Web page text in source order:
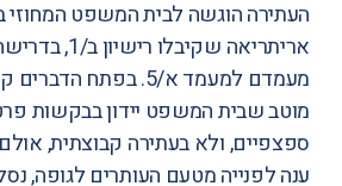
אריתריאה
מעמדם למעמד א/5. בפתח
מוטב שבית המשפט יידון בבקשות
ספצפיים, ולא בעתירה קבוצתית,
ענה לפנייה מטעם העותרים לגופה,